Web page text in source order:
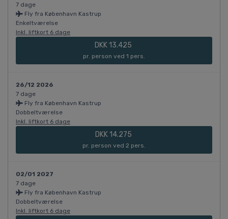
7 dage
Fly fra København Kastrup
Enkeltværelse
Inkl. liftkort 6 dage
DKK 13.425
pr. person ved 1 pers.
26/12 2026
7 dage
Fly fra København Kastrup
Dobbeltværelse
Inkl. liftkort 6 dage
DKK 14.275
pr. person ved 2 pers.
02/01 2027
7 dage
Fly fra København Kastrup
Dobbeltværelse
Inkl. liftkort 6 dage